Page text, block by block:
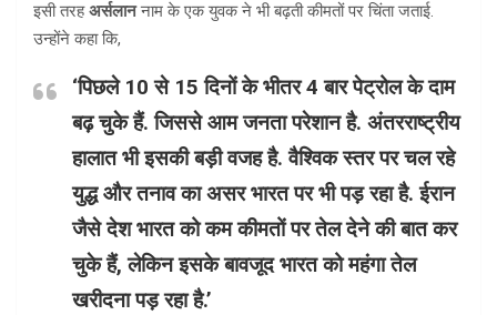
इसी तरहअर्सलाननाम के एक युवक ने भी बढ़ती कीमतों पर चिंता जताई.
उन्होंने कहा कि,
‘पिछले 10 से 15 दिनों के भीतर 4 बार पेट्रोल के दाम
बढ़ चुके हैं. जिससे आम जनता परेशान है. अंतरराष्ट्रीय
हालात भी इसकी बड़ी वजह है. वैश्विक स्तर पर चल रहे
युद्ध और तनाव का असर भारत पर भी पड़ रहा है. ईरान
जैसे देश भारत को कम कीमतों पर तेल देने की बात कर
चुके हैं, लेकिन इसके बावजूद भारत को महंगा तेल
खरीदना पड़ रहा है.’